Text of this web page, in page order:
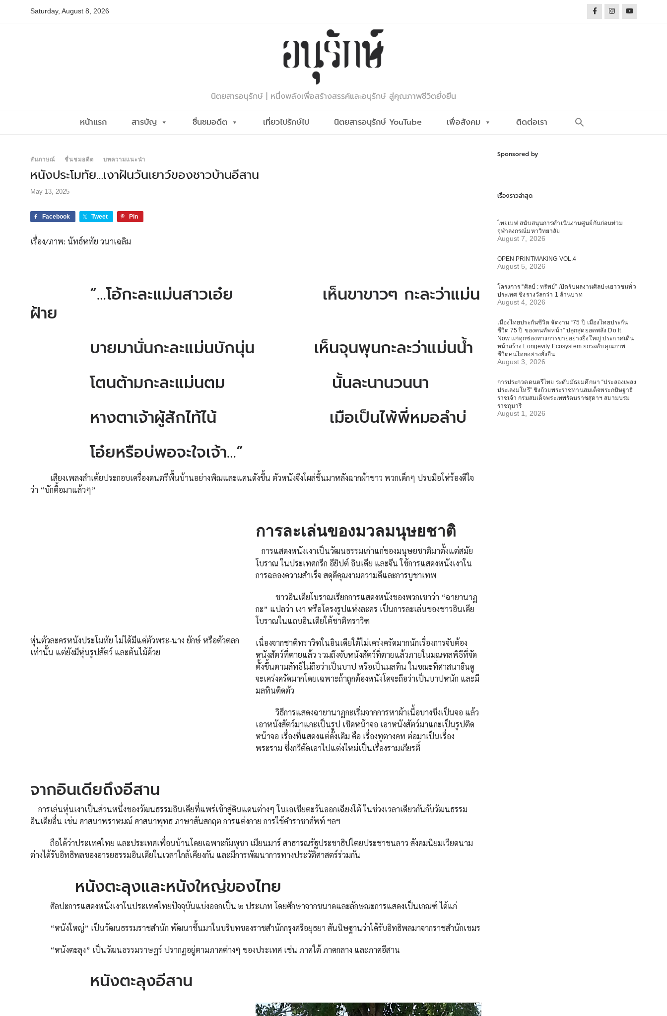
Saturday, August 8, 2026
นิตยสารอนุรักษ์ | หนึ่งพลังเพื่อสร้างสรรค์และอนุรักษ์ สู่คุณภาพชีวิตยั่งยืน
หน้าแรก สารบัญ ชื่นชมอดีต เที่ยวไปรักษ์ไป นิตยสารอนุรักษ์ YouTube เพื่อสังคม ติดต่อเรา
สัมภาษณ์ ชื่นชมอดีต บทความแนะนำ
หนังประโมทัย…เงาฝันวันเยาว์ของชาวบ้านอีสาน
May 13, 2025
Facebook Tweet Pin
เรื่อง/ภาพ: นัทธ์หทัย วนาเฉลิม
“…โอ้กะละแม่นสาวเอ๋ย เห็นขาขาวๆ กะละว่าแม่น
ฝ้าย
บายมานั่นกะละแม่นบักนุ่น เห็นจุนพุนกะละว่าแม่นน้ำ
โตนต้ามกะละแม่นตม นั้นละนานวนนา
หางตาเจ้าผู้สักไท้ไน้ เมือเป็นไพ้พี่หมอลำบ่
โอ๋ยหรือบ่พอจะใจเจ้า…”
เสียงเพลงลำเต้ยประกอบเครื่องดนตรีพื้นบ้านอย่างพิณและแคนดังขึ้น ตัวหนังจึงโผล่ขึ้นมาหลังฉากผ้าขาว พวกเด็กๆ ปรบมือโห่ร้องดีใจ
ว่า “บักตื้อมาแล้วๆ”
หุ่นตัวละครหนังประโมทัย ไม่ได้มีแค่ตัวพระ-นาง ยักษ์ หรือตัวตลก
เท่านั้น แต่ยังมีหุ่นรูปสัตว์ และต้นไม้ด้วย
การละเล่นของมวลมนุษยชาติ
การแสดงหนังเงาเป็นวัฒนธรรมเก่าแก่ของมนุษยชาติมาตั้งแต่สมัย
โบราณ ในประเทศกรีก อียิปต์ อินเดีย และจีน ใช้การแสดงหนังเงาใน
การฉลองความสำเร็จ สดุดีคุณงามความดีและการบูชาเทพ
ชาวอินเดียโบราณเรียกการแสดงหนังของพวกเขาว่า “ฉายานาฏ
กะ” แปลว่า เงา หรือโครงรูปแห่งละคร เป็นการละเล่นของชาวอินเดีย
โบราณในแถบอินเดียใต้ชาติทราวิฑ
เนื่องจากชาติทราวิฑในอินเดียใต้ไม่เคร่งครัดมากนักเรื่องการจับต้อง
หนังสัตว์ที่ตายแล้ว รวมถึงจับหนังสัตว์ที่ตายแล้วภายในมณฑลพิธีที่จัด
ตั้งขึ้นตามลัทธิไม่ถือว่าเป็นบาป หรือเป็นมลทิน ในขณะที่ศาสนาฮินดู
จะเคร่งครัดมากโดยเฉพาะถ้าถูกต้องหนังโคจะถือว่าเป็นบาปหนัก และมี
มลทินติดตัว
วิธีการแสดงฉายานาฏกะเริ่มจากการหาผ้าเนื้อบางขึงเป็นจอ แล้ว
เอาหนังสัตว์มาแกะเป็นรูป เชิดหน้าจอ เอาหนังสัตว์มาแกะเป็นรูปติด
หน้าจอ เรื่องที่แสดงแต่ดั้งเดิม คือ เรื่องทูตางคท ต่อมาเป็นเรื่อง
พระราม ซึ่งกวีตัดเอาไปแต่งใหม่เป็นเรื่องรามเกียรติ์
จากอินเดียถึงอีสาน
การเล่นหุ่นเงาเป็นส่วนหนึ่งของวัฒนธรรมอินเดียที่แพร่เข้าสู่ดินแดนต่างๆ ในเอเชียตะวันออกเฉียงใต้ ในช่วงเวลาเดียวกันกับวัฒนธรรม
อินเดียอื่น เช่น ศาสนาพราหมณ์ ศาสนาพุทธ ภาษาสันสกฤต การแต่งกาย การใช้คำราชาศัพท์ ฯลฯ
ถือได้ว่าประเทศไทย และประเทศเพื่อนบ้านโดยเฉพาะกัมพูชา เมียนมาร์ สาธารณรัฐประชาธิปไตยประชาชนลาว สังคมนิยมเวียดนาม
ต่างได้รับอิทธิพลของอารยธรรมอินเดียในเวลาใกล้เคียงกัน และมีการพัฒนาการทางประวัติศาสตร์ร่วมกัน
หนังตะลุงและหนังใหญ่ของไทย
ศิลปะการแสดงหนังเงาในประเทศไทยปัจจุบันแบ่งออกเป็น ๒ ประเภท โดยศึกษาจากขนาดและลักษณะการแสดงเป็นเกณฑ์ ได้แก่
“หนังใหญ่” เป็นวัฒนธรรมราชสำนัก พัฒนาขึ้นมาในบริบทของราชสำนักกรุงศรีอยุธยา สันนิษฐานว่าได้รับอิทธิพลมาจากราชสำนักเขมร
“หนังตะลุง” เป็นวัฒนธรรมราษฎร์ ปรากฏอยู่ตามภาคต่างๆ ของประเทศ เช่น ภาคใต้ ภาคกลาง และภาคอีสาน
หนังตะลุงอีสาน
Sponsored by
เรื่องราวล่าสุด
ไทยเบฟ สนับสนุนการดำเนินงานศูนย์กันก่อนท่วม
จุฬาลงกรณ์มหาวิทยาลัย
August 7, 2026
OPEN PRINTMAKING VOL.4
August 5, 2026
โครงการ “ศิลป์ : ทรัพย์” เปิดรับผลงานศิลปะเยาวชนทั่ว
ประเทศ ชิงรางวัลกว่า 1 ล้านบาท
August 4, 2026
เมืองไทยประกันชีวิต จัดงาน “75 ปี เมืองไทยประกัน
ชีวิต 75 ปี ของคนทัพหน้า” ปลุกสุดยอดพลัง Do It
Now แก่ทุกช่องทางการขายอย่างยิ่งใหญ่ ประกาศเดิน
หน้าสร้าง Longevity Ecosystem ยกระดับคุณภาพ
ชีวิตคนไทยอย่างยั่งยืน
August 3, 2026
การประกวดดนตรีไทย ระดับมัธยมศึกษา “ประลองเพลง
ประเลงมโหรี” ชิงถ้วยพระราชทานสมเด็จพระกนิษฐาธิ
ราชเจ้า กรมสมเด็จพระเทพรัตนราชสุดาฯ สยามบรม
ราชกุมารี
August 1, 2026